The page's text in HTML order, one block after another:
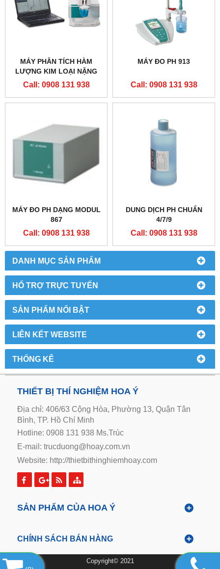
DANH MỤC SẢN PHẨM
HỔ TRỢ TRỰC TUYẾN
SẢN PHẨM NỔI BẬT
LIÊN KẾT WEBSITE
THỐNG KÊ
MÁY PHÂN TÍCH HÀM
LƯỢNG KIM LOẠI NẶNG
(VẾT) VA797
Call: 0908 131 938
MÁY ĐO PH 913
Call: 0908 131 938
MÁY ĐO PH DẠNG MODUL
867
Call: 0908 131 938
DUNG DỊCH PH CHUẨN
4/7/9
Call: 0908 131 938
THIẾT BỊ THÍ NGHIỆM HOA Ý
Địa chỉ: 406/63 Cộng Hòa, Phường 13, Quận Tân
Bình, TP. Hồ Chí Minh
Hotline: 0908 131 938 Ms.Trúc
E-mail: trucduong@hoay.com.vn
Website: http://thietbithinghiemhoay.com
SẢN PHẨM CỦA HOA Ý
CHÍNH SÁCH BÁN HÀNG
Copyright© 2021